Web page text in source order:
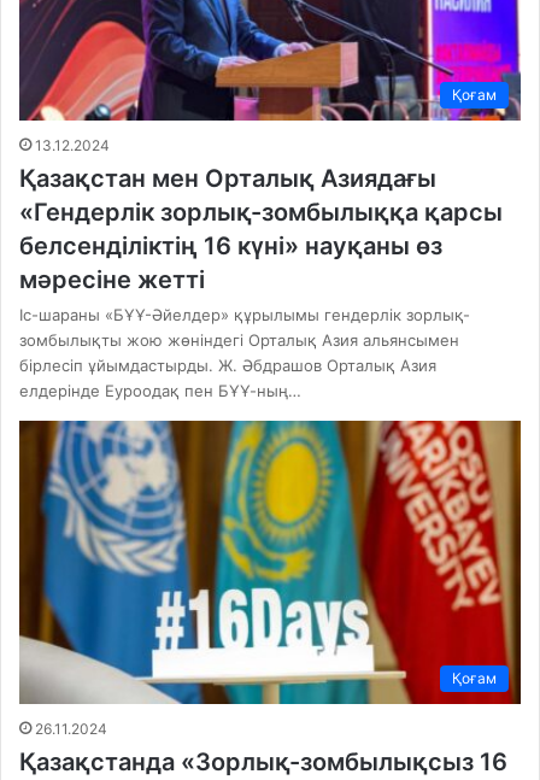
Қоғам
13.12.2024
Қазақстан мен Орталық Азиядағы
«Гендерлік зорлық-зомбылыққа қарсы
белсенділіктің 16 күні» науқаны өз
мәресіне жетті
Іс-шараны «БҰҰ-Әйелдер» құрылымы гендерлік зорлық-
зомбылықты жою жөніндегі Орталық Азия альянсымен
бірлесіп ұйымдастырды. Ж. Әбдрашов Орталық Азия
елдерінде Еуроодақ пен БҰҰ-ның…
Қоғам
26.11.2024
Қазақстанда «Зорлық-зомбылықсыз 16